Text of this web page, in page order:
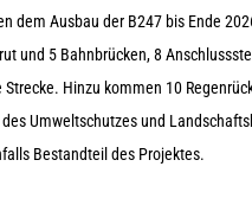
dem Aus­bau der B247 bis Ende
und 5 Bahn­brü­cken, 8
Stre­cke. Hinzu kom­men 10
Umwelt­schut­zes und
Bestand­teil des Projektes.